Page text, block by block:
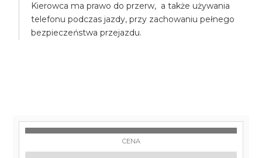
Kierowca ma prawo do przerw, a także używania
telefonu podczas jazdy, przy zachowaniu pełnego
bezpieczeństwa przejazdu.
CENA